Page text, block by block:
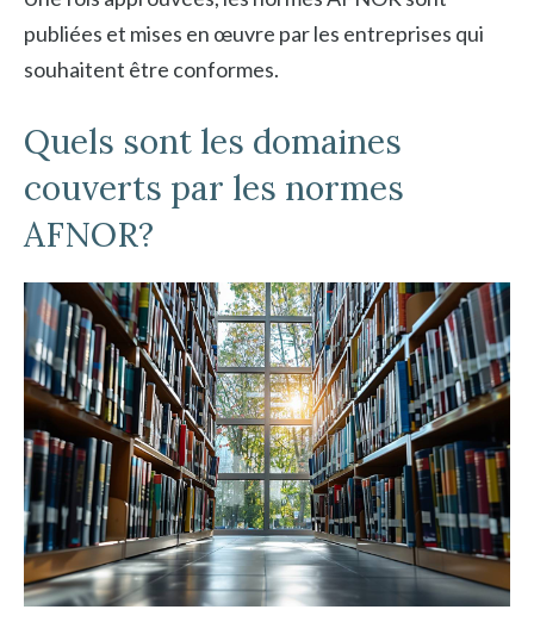
publiées et mises en œuvre par les entreprises qui
souhaitent être conformes.
Quels sont les domaines
couverts par les normes
AFNOR?